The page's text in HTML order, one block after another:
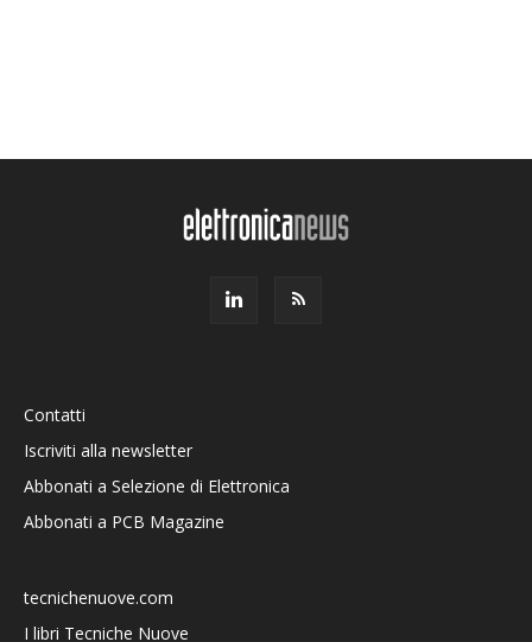
Contatti
Iscriviti alla newsletter
Abbonati a Selezione di Elettronica
Abbonati a PCB Magazine
tecnichenuove.com
I libri Tecniche Nuove